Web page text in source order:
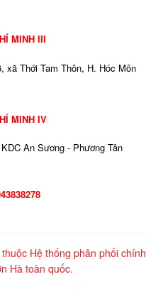
MINH III
xã Thới Tam Thôn, H. Hóc Môn
MINH IV
An Sương - Phương Tân
Hệ thống phân phối chính
Hà toàn quốc.